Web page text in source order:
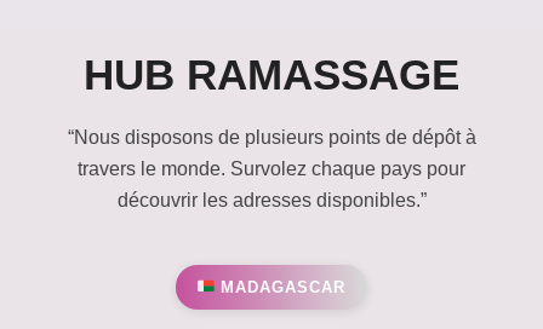
HUB RAMASSAGE
“Nous disposons de plusieurs points de dépôt à
travers le monde. Survolez chaque pays pour
découvrir les adresses disponibles.”
MADAGASCAR